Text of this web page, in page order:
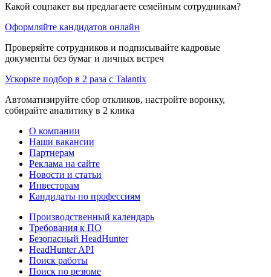
Какой соцпакет вы предлагаете семейным сотрудникам?
Оформляйте кандидатов онлайн
Проверяйте сотрудников и подписывайте кадровые
документы без бумаг и личных встреч
Ускорьте подбор в 2 раза с Talantix
Автоматизируйте сбор откликов, настройте воронку,
собирайте аналитику в 2 клика
О компании
Наши вакансии
Партнерам
Реклама на сайте
Новости и статьи
Инвесторам
Кандидаты по профессиям
Производственный календарь
Требования к ПО
Безопасный HeadHunter
HeadHunter API
Поиск работы
Поиск по резюме